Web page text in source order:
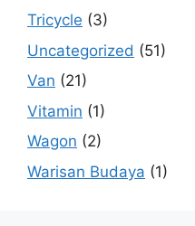
Tricycle (3)
Uncategorized (51)
Van (21)
Vitamin (1)
Wagon (2)
Warisan Budaya (1)